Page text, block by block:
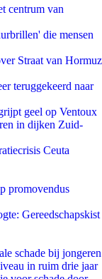
centrum van
die mensen
Straat van Hormuz
teruggekeerd naar
geel op Ventoux
in dijken Zuid-
Ceuta
promovendus
Gereedschapskist
schade bij jongeren
in ruim drie jaar